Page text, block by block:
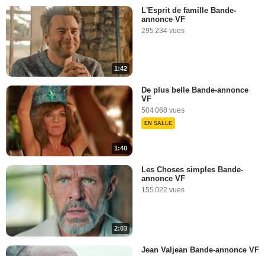
1:42
L'Esprit de famille Bande-
annonce VF
295 234 vues
1:40
De plus belle Bande-annonce
VF
504 068 vues
EN SALLE
2:03
Les Choses simples Bande-
annonce VF
155 022 vues
Jean Valjean Bande-annonce VF